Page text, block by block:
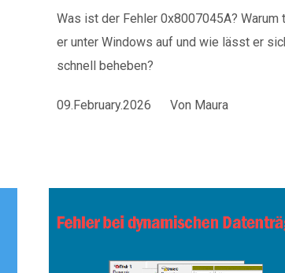
Was ist der Fehler 0x8007045A? Warum
er unter Windows auf und wie lässt er
schnell beheben?
09.February.2026 Von Maura